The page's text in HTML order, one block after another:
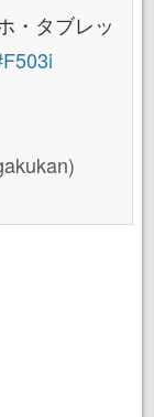
・タブレッ